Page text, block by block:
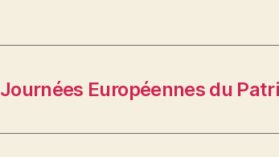
Journées Européennes du